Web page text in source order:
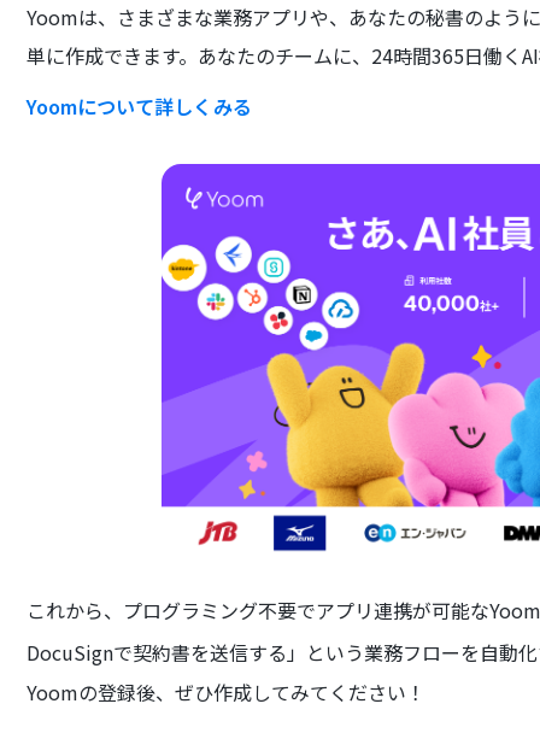
Yoomは、さまざまな業務アプリや、あなたの秘書のよう
単に作成できます。あなたのチームに、24時間365日働く
Yoomについて詳しくみる
これから、プログラミング不要でアプリ連携が可能な
DocuSignで契約書を送信する」という業務フローを自動
Yoomの登録後、ぜひ作成してみてください！